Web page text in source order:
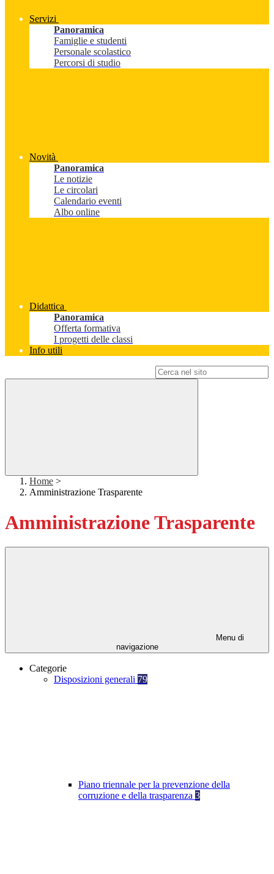
Servizi
Panoramica
Famiglie e studenti
Personale scolastico
Percorsi di studio
Novità
Panoramica
Le notizie
Le circolari
Calendario eventi
Albo online
Didattica
Panoramica
Offerta formativa
I progetti delle classi
Info utili
Home >
Amministrazione Trasparente
Amministrazione Trasparente
Menu di
navigazione
Categorie
Disposizioni generali 79
Piano triennale per la prevenzione della
corruzione e della trasparenza 3